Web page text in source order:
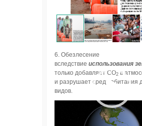
6. Обезлесение
вследствие использования
только добавляет СО2 в
и разрушает среду обитания
видов.